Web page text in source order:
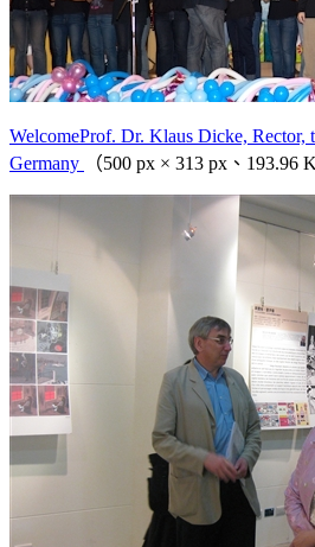
WelcomeProf. Dr. Klaus Dicke, Rector,
Germany
（500 px × 313 px、193.96